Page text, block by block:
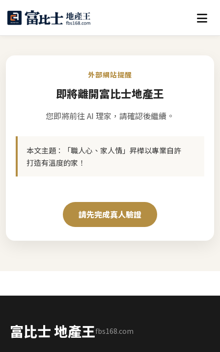
外部網站提醒
即將離開富比士地產王
您即將前往 AI 理家，請確認後繼續。
本文主題：
「職人心、家人情」昇樺以專業自許
打造有溫度的家！
請先完成真人驗證
富比士 地產王fbs168.com